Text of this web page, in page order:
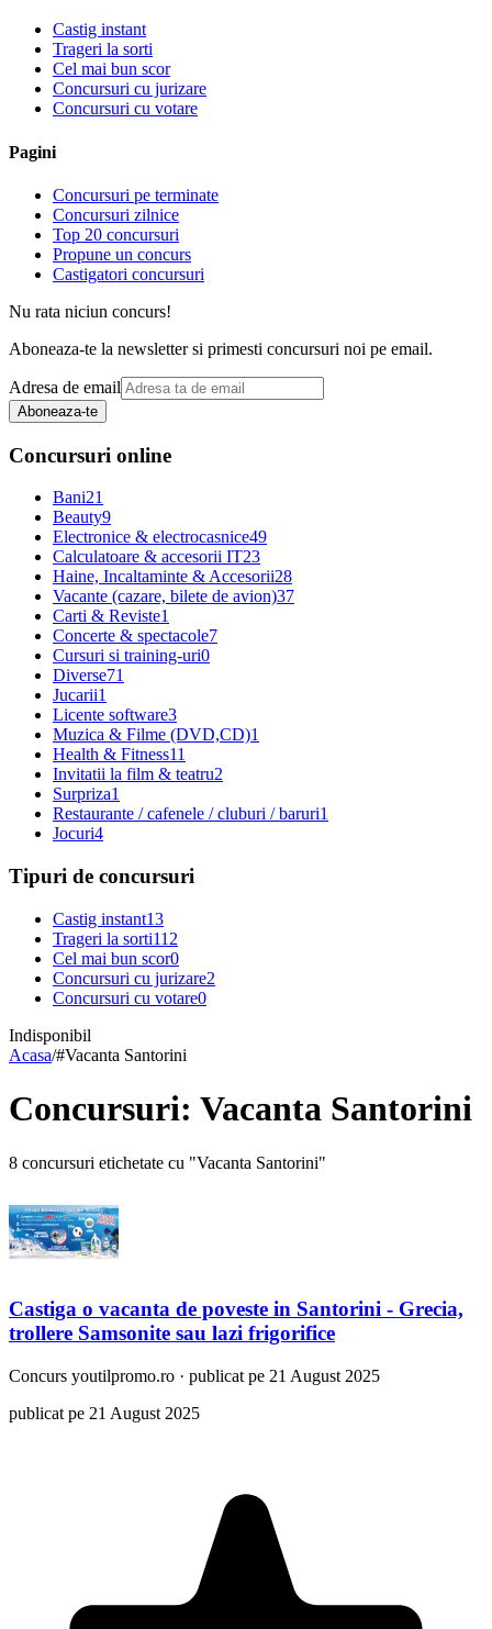
Castig instant
Trageri la sorti
Cel mai bun scor
Concursuri cu jurizare
Concursuri cu votare
Pagini
Concursuri pe terminate
Concursuri zilnice
Top 20 concursuri
Propune un concurs
Castigatori concursuri
Nu rata niciun concurs!
Aboneaza-te la newsletter si primesti concursuri noi pe email.
Adresa de email
Aboneaza-te
Concursuri online
Bani21
Beauty9
Electronice & electrocasnice49
Calculatoare & accesorii IT23
Haine, Incaltaminte & Accesorii28
Vacante (cazare, bilete de avion)37
Carti & Reviste1
Concerte & spectacole7
Cursuri si training-uri0
Diverse71
Jucarii1
Licente software3
Muzica & Filme (DVD,CD)1
Health & Fitness11
Invitatii la film & teatru2
Surpriza1
Restaurante / cafenele / cluburi / baruri1
Jocuri4
Tipuri de concursuri
Castig instant13
Trageri la sorti112
Cel mai bun scor0
Concursuri cu jurizare2
Concursuri cu votare0
Indisponibil
Acasa/#Vacanta Santorini
Concursuri: Vacanta Santorini
8 concursuri etichetate cu "Vacanta Santorini"
Castiga o vacanta de poveste in Santorini - Grecia,
trollere Samsonite sau lazi frigorifice
Concurs youtilpromo.ro · publicat pe 21 August 2025
publicat pe 21 August 2025